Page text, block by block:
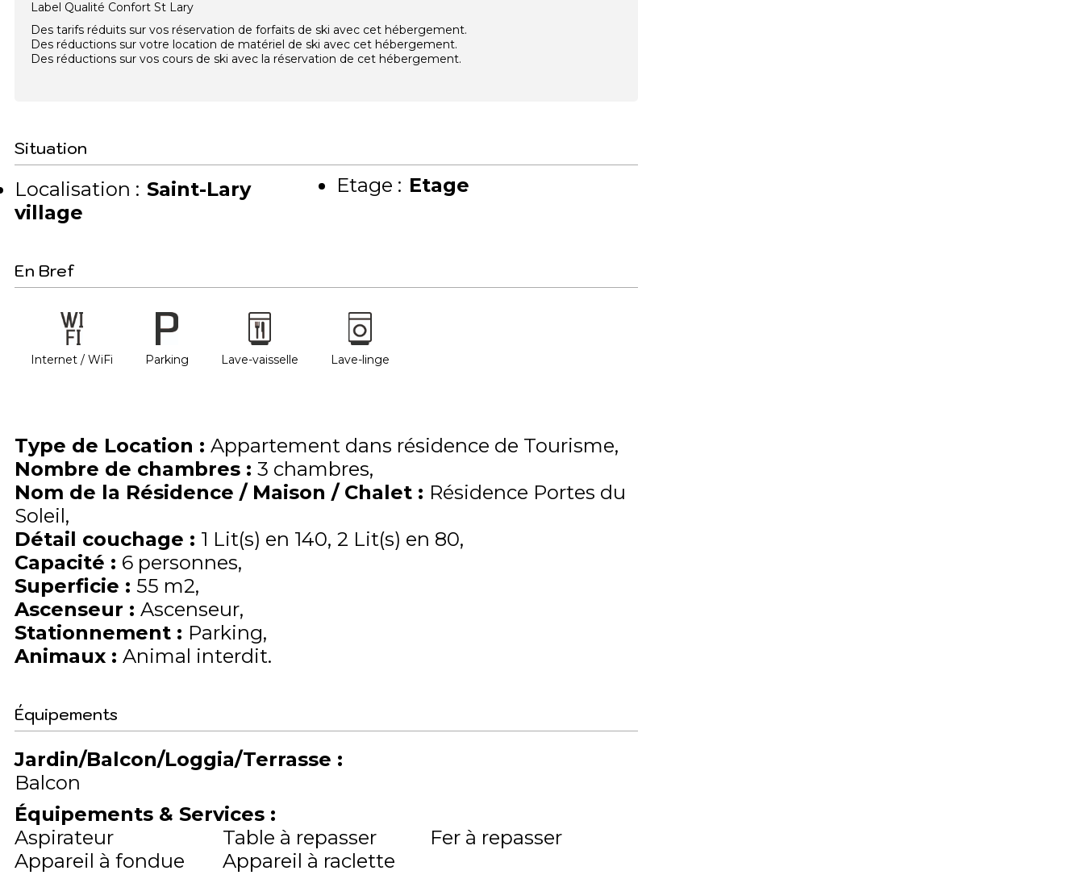
Label Qualité Confort St Lary
Des tarifs réduits sur vos réservation de forfaits de ski avec cet hébergement.
Des réductions sur votre location de matériel de ski avec cet hébergement.
Des réductions sur vos cours de ski avec la réservation de cet hébergement.
Situation
Localisation : Saint-Lary
village
Etage : Etage
En Bref
Internet / WiFi Parking Lave-vaisselle Lave-linge
Type de Location : Appartement dans résidence de Tourisme
Nombre de chambres : 3 chambres
Nom de la Résidence / Maison / Chalet : Résidence Portes du
Soleil
Détail couchage : 1 Lit(s) en 140 2 Lit(s) en 80
Capacité : 6 personnes
Superficie : 55 m2
Ascenseur : Ascenseur
Stationnement : Parking
Animaux : Animal interdit
Équipements
Jardin/Balcon/Loggia/Terrasse :
Balcon
Équipements & Services :
Aspirateur
Table à repasser
Fer à repasser
Appareil à fondue
Appareil à raclette